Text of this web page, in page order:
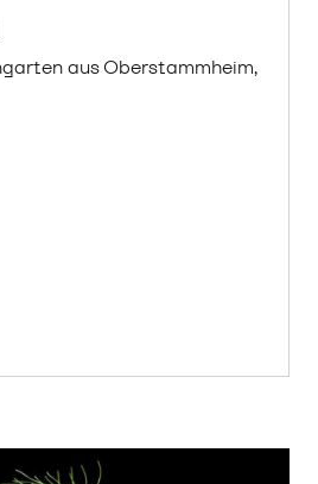
aus Oberstammheim,